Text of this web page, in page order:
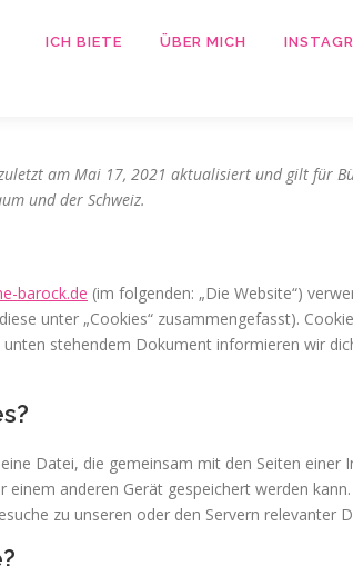
ICH BIETE ÜBER MICH
am Mai 17, 2021 aktualisiert und gilt für
und der Schweiz.
barock.de (im folgenden: „Die Website“)
unter „Cookies“ zusammengefasst).
stehendem Dokument informieren wir
Datei, die gemeinsam mit den Seiten einer
einem anderen Gerät gespeichert werden
zu unseren oder den Servern relevanter